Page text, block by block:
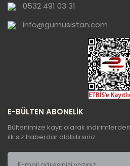
Bu ürüne benzer farklı
Gönder
0532 491 03 31
info@gumusistan.com
E-BÜLTEN ABONELİK
Bültenimize kayıt olarak
ilk siz haberdar olabilirsiniz.